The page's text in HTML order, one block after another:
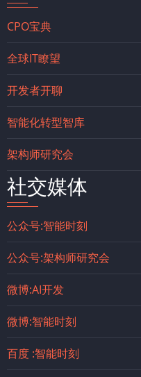
CPO宝典
全球IT瞭望
开发者开聊
智能化转型智库
架构师研究会
社交媒体
公众号:智能时刻
公众号:架构师研究会
微博:AI开发
微博:智能时刻
百度 :智能时刻